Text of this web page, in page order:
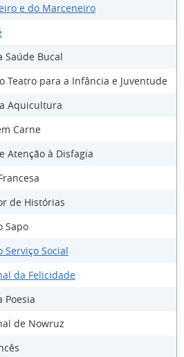
e do Marceneiro
Saúde Bucal
Teatro para a Infância e Juventude
Aquicultura
Carne
Atenção à Disfagia
de Histórias
Sapo
Social
da Felicidade
Poesia
de Nowruz